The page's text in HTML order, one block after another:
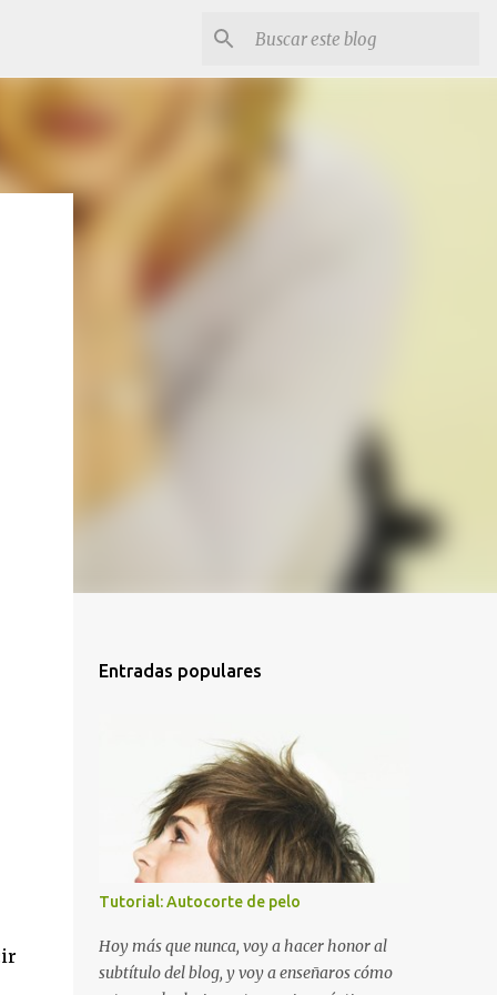
Entradas populares
Tutorial: Autocorte de pelo
Hoy más que nunca, voy a hacer honor al
subtítulo del blog, y voy a enseñaros cómo